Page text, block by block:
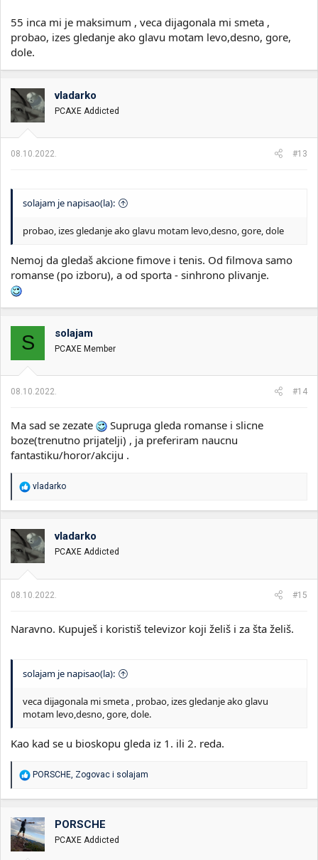
55 inca mi je maksimum , veca dijagonala mi smeta ,
probao, izes gledanje ako glavu motam levo,desno, gore,
dole.
vladarko
PCAXE Addicted
08.10.2022. #13
solajam je napisao(la):
probao, izes gledanje ako glavu motam levo,desno, gore, dole
Nemoj da gledaš akcione fimove i tenis. Od filmova samo
romanse (po izboru), a od sporta - sinhrono plivanje.
S solajam
PCAXE Member
08.10.2022. #14
Ma sad se zezate
Supruga gleda romanse i slicne
boze(trenutno prijatelji) , ja preferiram naucnu
fantastiku/horor/akciju .
R
a
o
v
a
n
:
vladarko
vladarko
PCAXE Addicted
08.10.2022. #15
Naravno. Kupuješ i koristiš televizor koji želiš i za šta želiš.
solajam je napisao(la):
veca dijagonala mi smeta , probao, izes gledanje ako glavu
motam levo,desno, gore, dole.
Kao kad se u bioskopu gleda iz 1. ili 2. reda.
R
a
o
v
a
n
PORSCHE, Zogovac i solajam
PORSCHE
PCAXE Addicted